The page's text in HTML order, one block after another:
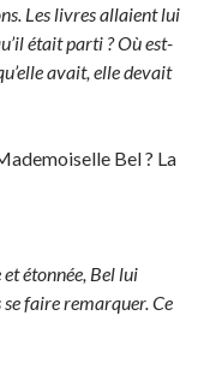
Les livres allaient lui
était parti ? Où est-
avait, elle devait
Bel ? La
étonnée, Bel lui
faire remarquer. Ce